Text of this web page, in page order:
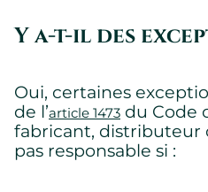
Y a-t-il des
Oui, certaines
de l’article 1473 du Code
fabricant, distributeur
pas responsable si :
Nous utilisons des témoins sur
essentiels, d’autres ne le sont
Veuillez consulter notre
comment nous collectons,
renseignements personnels